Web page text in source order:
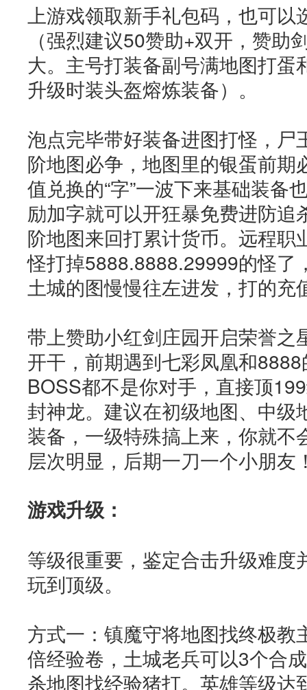
上游戏领取新手礼包码，也可以
（强烈建议50赞助+双开，赞助
大。主号打装备副号满地图打蛋
升级时装头盔熔炼装备）。
泡点完毕带好装备进图打怪，尸
阶地图必争，地图里的银蛋前期
值兑换的“字”一波下来基础装备
励加字就可以开狂暴免费进防追
阶地图来回打累计货币。远程职
怪打掉5888.8888.29999的怪了
土城的图慢慢往左进发，打的充
带上赞助小红剑庄园开启荣誉之
开干，前期遇到七彩凤凰和
BOSS都不是你对手，直接顶
封神龙。建议在初级地图、中级
装备，一级特殊搞上来，你就不
层次明显，后期一刀一个小朋友
游戏升级：
等级很重要，鉴定合击升级难度
玩到顶级。
方式一：镇魔守将地图找终极教
倍经验卷，土城老兵可以3个合
杀地图找经验猪打。英雄等级达